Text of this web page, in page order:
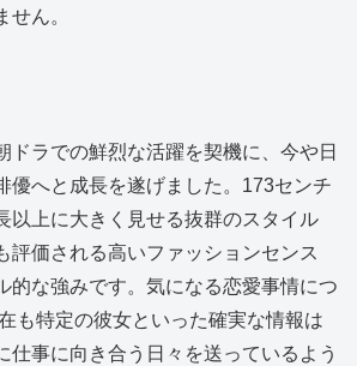
せん。
ドラでの鮮烈な活躍を契機に、今や日
優へと成長を遂げました。173センチ
以上に大きく見せる抜群のスタイル
評価される高いファッションセンス
的な強みです。気になる恋愛事情につ
も特定の彼女といった確実な情報は
仕事に向き合う日々を送っているよう